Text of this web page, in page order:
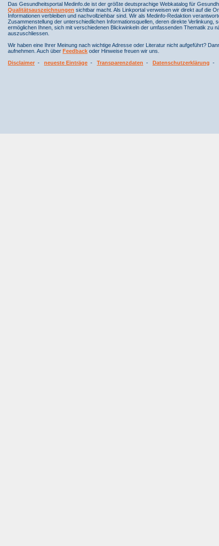
Das Gesundheitsportal Medinfo.de ist der größte deutsprachige Webkatalog für
Qualitätsauszeichnungen sichtbar macht. Als Linkportal verweisen wir direkt auf die
Informationen verbleiben und nachvollziehbar sind. Wir als Medinfo-Redaktion
Zusammenstellung der unterschiedlichen Informationsquellen, deren direkte
ermöglichen Ihnen, sich mit verschiedenen Blickwinkeln der umfassenden Thematik
auszuschliessen.
Wir haben eine Ihrer Meinung nach wichtige Adresse oder Literatur nicht aufgeführt?
aufnehmen. Auch über Feedback oder Hinweise freuen wir uns.
Disclaimer - neueste Einträge - Transparenzdaten - Datenschutzerklärung -